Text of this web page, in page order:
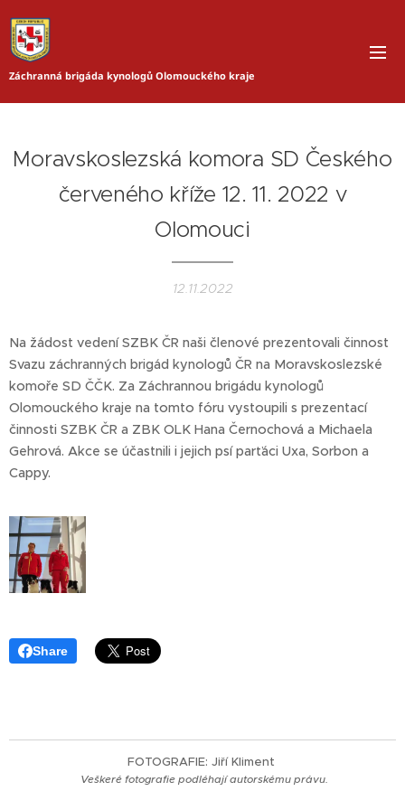
Záchranná brigáda kynologů Olomouckého kraje
Moravskoslezská komora SD Českého
červeného kříže 12. 11. 2022 v
Olomouci
12.11.2022
Na žádost vedení SZBK ČR naši členové prezentovali činnost
Svazu záchranných brigád kynologů ČR na Moravskoslezské
komoře SD ČČK. Za Záchrannou brigádu kynologů
Olomouckého kraje na tomto fóru vystoupili s prezentací
činnosti SZBK ČR a ZBK OLK Hana Černochová a Michaela
Gehrová. Akce se účastnili i jejich psí parťáci Uxa, Sorbon a
Cappy.
Share
FOTOGRAFIE: Jiří Kliment
Veškeré fotografie podléhají autorskému právu.